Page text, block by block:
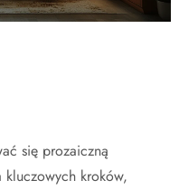
się prozaiczną
kroków,